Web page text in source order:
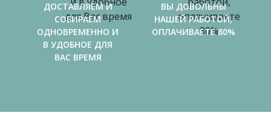
ДОСТАВЛЯЕМ И
СОБИРАЕМ
ОДНОВРЕМЕННО И
В УДОБНОЕ ДЛЯ
ВАС ВРЕМЯ
ВЫ ДОВОЛЬНЫ
НАШЕЙ РАБОТОЙ,
ОПЛАЧИВАЕТЕ 80%